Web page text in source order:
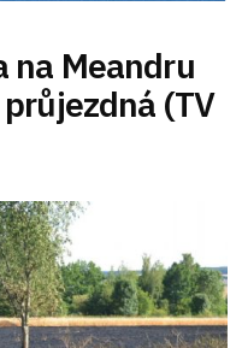
na Meandru
(TV